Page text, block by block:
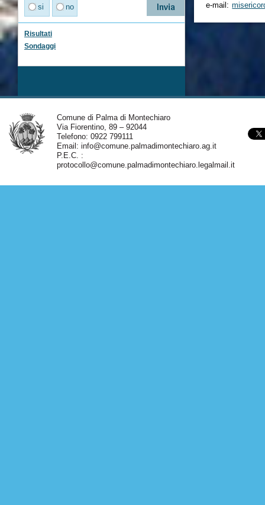
si no
Risultati
Sondaggi
e-mail:
Comune di Palma di Montechiaro
Via Fiorentino, 89 – 92044
Telefono: 0922 799111
Email: info@comune.palmadimontechiaro.ag.it
P.E.C. :
protocollo@comune.palmadimontechiaro.legalmail.it